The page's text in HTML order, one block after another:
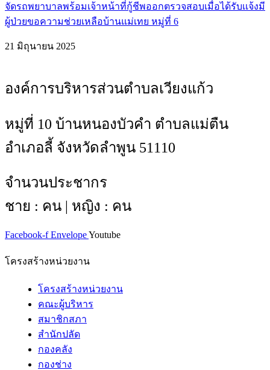
จัดรถพยาบาลพร้อมเจ้าหน้าที่กู้ชีพออกตรวจสอบเมื่อได้รับเเจ้งมี
ผู้ป่วยขอความช่วยเหลือบ้านแม่เทย หมู่ที่ 6
21 มิถุนายน 2025
องค์การบริหารส่วนตำบลเวียงแก้ว
หมู่ที่ 10 บ้านหนองบัวคำ ตำบลแม่ตืน
อำเภอลี้ จังหวัดลำพูน 51110
จำนวนประชากร
ชาย : คน | หญิง : คน
Facebook-f EnvelopeYoutube
โครงสร้างหน่วยงาน
โครงสร้างหน่วยงาน
คณะผู้บริหาร
สมาชิกสภา
สำนักปลัด
กองคลัง
กองช่าง